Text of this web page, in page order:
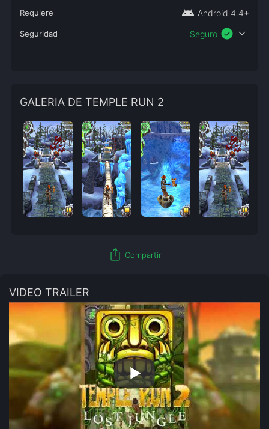
Requiere android Android 4.4+
Seguridad Seguro check_circle expand_more
GALERIA DE TEMPLE RUN 2
ios_share Compartir
VIDEO TRAILER